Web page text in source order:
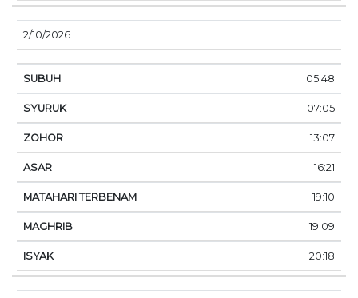
2/10/2026
05:48
07:05
13:07
16:21
19:10
19:09
20:18